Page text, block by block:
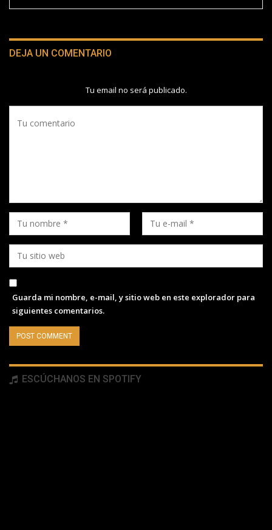
DEJA UN COMENTARIO
Tu email no será publicado.
Guarda mi nombre, e-mail, y sitio web en este explorador para
siguientes comentarios.
ESCÚCHANOS EN SPOTIFY